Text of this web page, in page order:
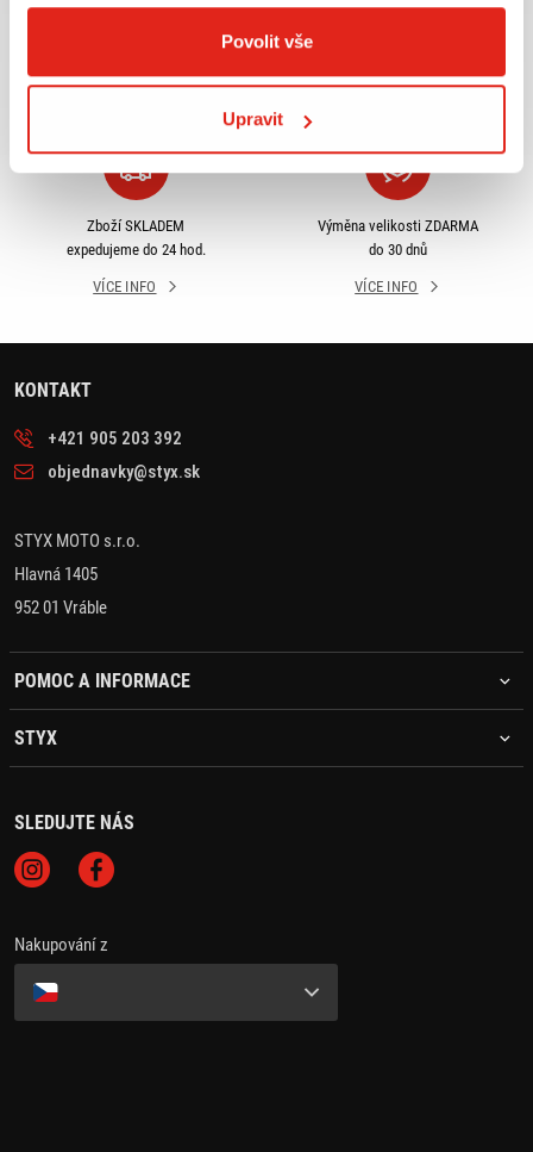
Povolit vše
Upravit
Největší výběr moto
Doprava ZDARMA pro
Zboží SKLADEM
expedujeme do 24 hod.
VÍCE INFO
Výměna velikosti ZDARMA
do 30 dnů
VÍCE INFO
KONTAKT
+421 905 203 392
objednavky@styx.sk
STYX MOTO s.r.o.
Hlavná 1405
952 01 Vráble
POMOC A INFORMACE
STYX
SLEDUJTE NÁS
Nakupování z